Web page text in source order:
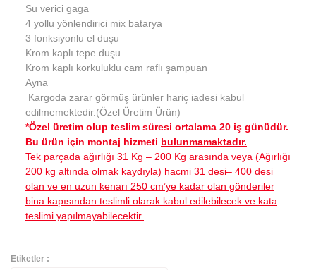
Su verici gaga
4 yollu yönlendirici mix batarya
3 fonksiyonlu el duşu
Krom kaplı tepe duşu
Krom kaplı korkuluklu cam raflı şampuan
Ayna
Kargoda zarar görmüş ürünler hariç iadesi kabul
edilmemektedir.(Özel Üretim Ürün)
*Özel üretim olup teslim süresi ortalama 20 iş günüdür.
Bu ürün için montaj hizmeti bulunmamaktadır.
Tek parçada ağırlığı 31 Kg – 200 Kg arasında veya (Ağırlığı
200 kg altında olmak kaydıyla) hacmi 31 desi– 400 desi
olan ve en uzun kenarı 250 cm’ye kadar olan gönderiler
bina kapısından teslimli olarak kabul edilebilecek ve kata
teslimi yapılmayabilecektir.
Etiketler :